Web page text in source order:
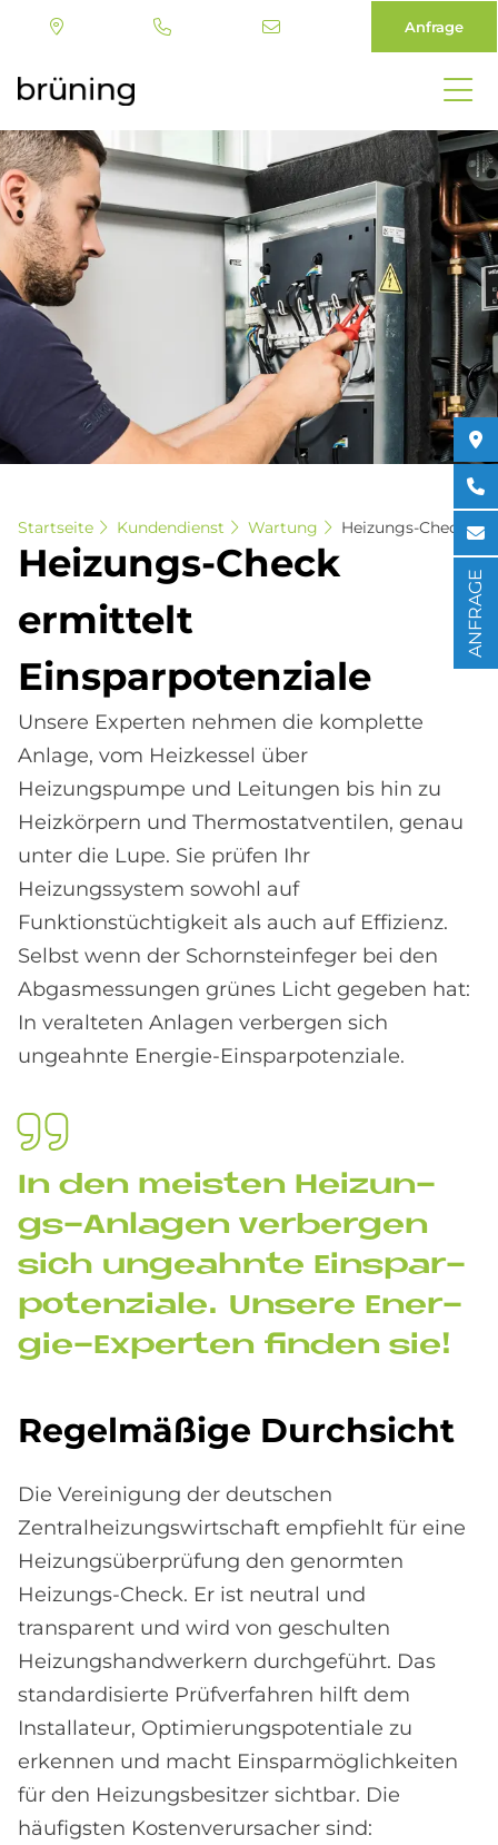
Direkt
zum
Inhalt
Anfrage
Startseite Kundendienst Wartung Heizungs-Check
Hei­zun­gs-Check
er­mit­telt
Ein­spar­po­ten­zia­le
Unsere Experten nehmen die komplette
Anlage, vom Heizkessel über
Heizungspumpe und Leitungen bis hin zu
Heizkörpern und Thermostatventilen, genau
unter die Lupe. Sie prüfen Ihr
Heizungssystem sowohl auf
Funktionstüchtigkeit als auch auf Effizienz.
Selbst wenn der Schornsteinfeger bei den
Abgasmessungen grünes Licht gegeben hat:
In veralteten Anlagen verbergen sich
ungeahnte Energie-Einsparpotenziale.
In den mei­sten Hei­zun­
gs-An­la­gen ver­ber­gen
sich un­ge­ahn­te Ein­spar­
po­ten­zia­le. Un­se­re En­er­
gie-Ex­per­ten fin­den sie!
Re­gel­mä­ßi­ge Durch­si­cht
Die Vereinigung der deutschen
Zentralheizungswirtschaft empfiehlt für eine
Heizungsüberprüfung den genormten
Heizungs-Check. Er ist neutral und
transparent und wird von geschulten
Heizungshandwerkern durchgeführt. Das
standardisierte Prüfverfahren hilft dem
Installateur, Optimierungspotentiale zu
erkennen und macht Einsparmöglichkeiten
für den Heizungsbesitzer sichtbar. Die
häufigsten Kostenverursacher sind:
ANFRAGE